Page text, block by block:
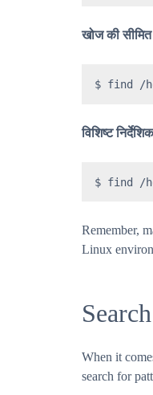
खोज की सीमित
$ find /
विशिष्ट
$ find /
Remember,
Linux
When it
search for